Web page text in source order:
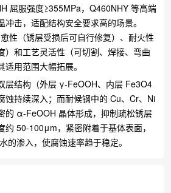
屈服强度≥355MPa，Q460NHY 等高端
击，适配结构安全要求高的场景。​
性（锈层受损后可自行修复）、耐火性
）和工艺灵活性（可切割、焊接、弯曲
用范围大幅拓展。
层结构（外层 γ-FeOOH、内层 Fe3O4
蚀持续深入；而耐候钢中的 Cu、Cr、Ni
的 α-FeOOH 晶体形成，抑制疏松锈层
约 50-100μm，紧密附着于基体表面，
的渗入，使腐蚀速率趋于稳定。